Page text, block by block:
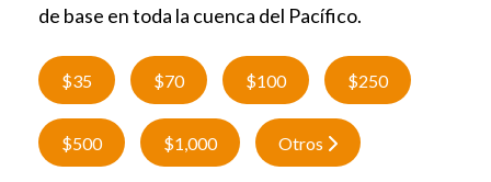
de base en toda la cuenca del Pacífico.
$35 $70 $100 $250
$500 $1,000 Otros